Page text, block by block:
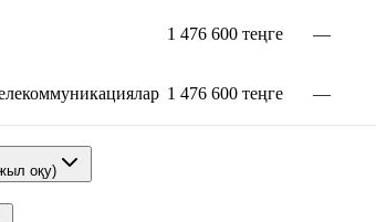
1 476 600 теңге —
1 476 600 теңге —
оқу)